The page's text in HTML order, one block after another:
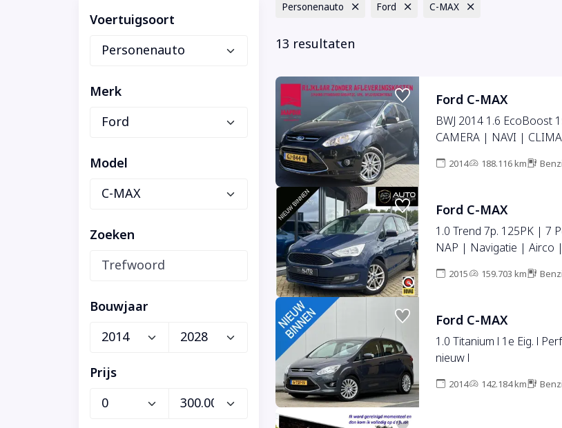
Voertuigsoort
Merk
Model
Zoeken
Bouwjaar
Prijs
Personenauto Ford C-MAX
13 resultaten
Ford C-MAX
BWJ 2014 1.6 EcoBoost 150 PK
CAMERA | NAVI |
2014 188.116 km
Ford C-MAX
1.0 Trend 7p. 125PK | 7
NAP | Navigatie | Airco
2015 159.703 km
Ford C-MAX
1.0 Titanium l 1e Eig. l
nieuw l
2014 142.184 km